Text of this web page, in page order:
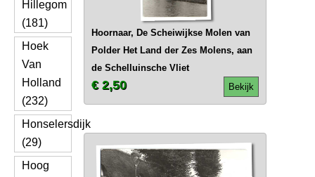
Hillegom
(181)
Hoek
Van
Holland
(232)
Honselersdijk
(29)
Hoog
Hoornaar, De Scheiwijkse Molen van
Polder Het Land der Zes Molens, aan
de Schelluinsche Vliet
Bekijk
€ 2,50